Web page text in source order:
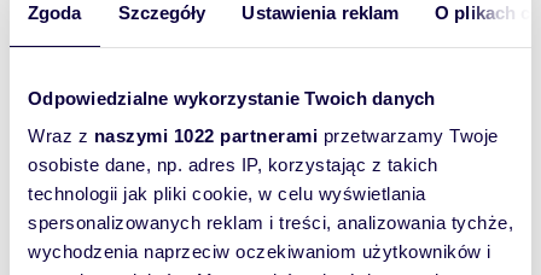
Zgoda Szczegóły Ustawienia reklam O plikach
Odpowiedzialne wykorzystanie Twoich danych
Wraz z naszymi 1022 partnerami przetwarzamy Twoje
osobiste dane, np. adres IP, korzystając z takich
technologii jak pliki cookie, w celu wyświetlania
spersonalizowanych reklam i treści, analizowania tychże,
wychodzenia naprzeciw oczekiwaniom użytkowników i
2 2 34,52 m2 531 608 zł
2 3 66,83 m2 935 620 zł
2 3 74,61 m 1 044 540 zł